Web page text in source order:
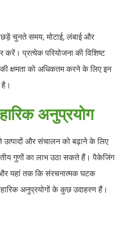
चुनते समय, मोटाई, लंबाई और
प्रत्येक परियोजना की विशिष्ट
क्षमता को अधिकतम करने के लिए इन
अनुप्रयोग
उत्पादों और संचालन को बढ़ाने के लिए
गुणों का लाभ उठा सकते हैं। पैकेजिंग
और यहां तक ​​कि संरचनात्मक घटक
अनुप्रयोगों के कुछ उदाहरण हैं।